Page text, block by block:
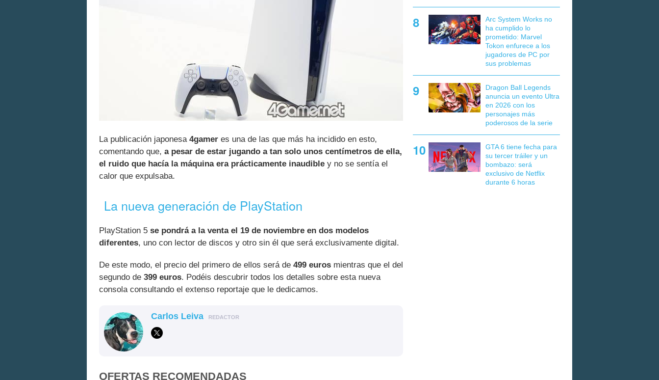
La publicación japonesa 4gamer es una de las que más ha incidido en esto,
comentando que, a pesar de estar jugando a tan solo unos centímetros de ella,
el ruido que hacía la máquina era prácticamente inaudible y no se sentía el
calor que expulsaba.
La nueva generación de PlayStation
PlayStation 5 se pondrá a la venta el 19 de noviembre en dos modelos
diferentes, uno con lector de discos y otro sin él que será exclusivamente digital.
De este modo, el precio del primero de ellos será de 499 euros mientras que el del
segundo de 399 euros. Podéis descubrir todos los detalles sobre esta nueva
consola consultando el extenso reportaje que le dedicamos.
Carlos Leiva REDACTOR
OFERTAS RECOMENDADAS
Arc System Works no
ha cumplido lo
prometido: Marvel
Tokon enfurece a los
jugadores de PC por
sus problemas
Dragon Ball Legends
anuncia un evento Ultra
en 2026 con los
personajes más
poderosos de la serie
GTA 6 tiene fecha para
su tercer tráiler y un
bombazo: será
exclusivo de Netflix
durante 6 horas